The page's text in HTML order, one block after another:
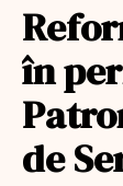
în
de